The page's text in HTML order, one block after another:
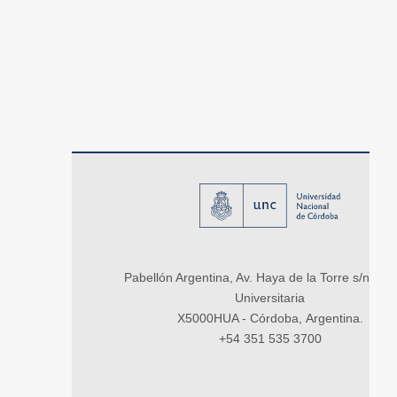
Pabellón Argentina, Av. Haya de la Torre s/n,
Universitaria
X5000HUA - Córdoba, Argentina.
+54 351 535 3700